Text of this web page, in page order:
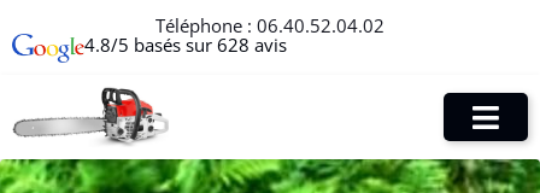
Téléphone : 06.40.52.04.02
4.8/5 basés sur 628 avis